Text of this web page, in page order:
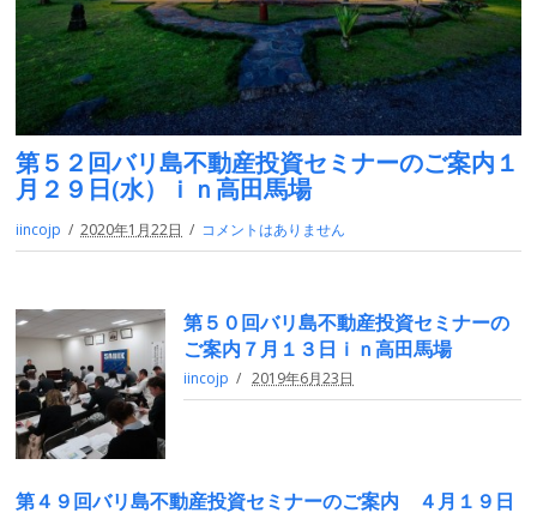
第５２回バリ島不動産投資セミナーのご案内１
月２９日(水）ｉｎ高田馬場
iincojp 2020年1月22日 コメントはありません
第５０回バリ島不動産投資セミナーの
ご案内７月１３日ｉｎ高田馬場
iincojp 2019年6月23日
第４９回バリ島不動産投資セミナーのご案内 ４月１９日